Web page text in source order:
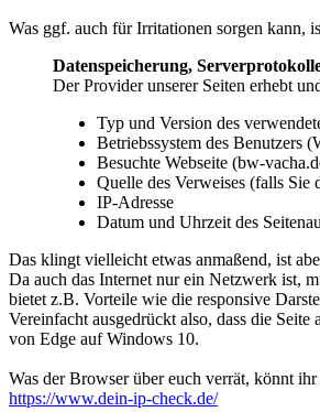
Was ggf. auch für Irritationen sorgen kann,
Datenspeicherung,
Der Provider unserer Seiten erhebt
Typ und Version des
Betriebssystem des Benutzers
Besuchte Webseite (bw-
Quelle des Verweises (falls Sie
IP-Adresse
Datum und Uhrzeit des
Das klingt vielleicht etwas anmaßend, ist
Da auch das Internet nur ein Netzwerk ist,
bietet z.B. Vorteile wie die responsive
Vereinfacht ausgedrückt also, dass die
von Edge auf Windows 10.
Was der Browser über euch verrät, könnt
https://www.dein-ip-check.de/